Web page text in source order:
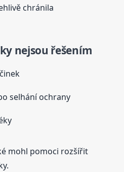
chránila
nejsou řešením
selhání ochrany
mohl pomoci rozšířit